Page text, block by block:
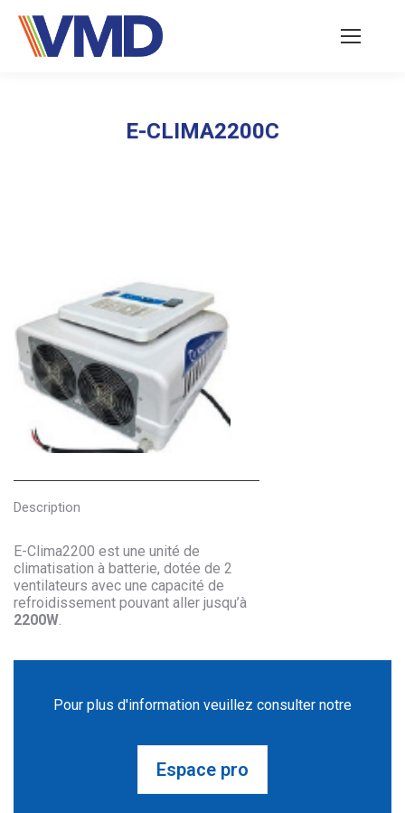
E-CLIMA2200C
Description
E-Clima2200 est une unité de
climatisation à batterie, dotée de 2
ventilateurs avec une capacité de
refroidissement pouvant aller jusqu’à
2200W.
Pour plus d'information veuillez consulter notre
Espace pro